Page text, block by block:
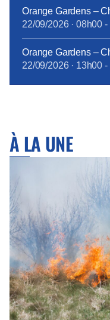
Orange Gardens –
22/09/2026· 08h00 -
Orange Gardens –
22/09/2026· 13h00 -
À LA UNE